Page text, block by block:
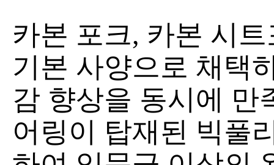
카본 포크, 카본 시
기본 사양으로 채택
감 향상을 동시에 만
어링이 탑재된 빅풀